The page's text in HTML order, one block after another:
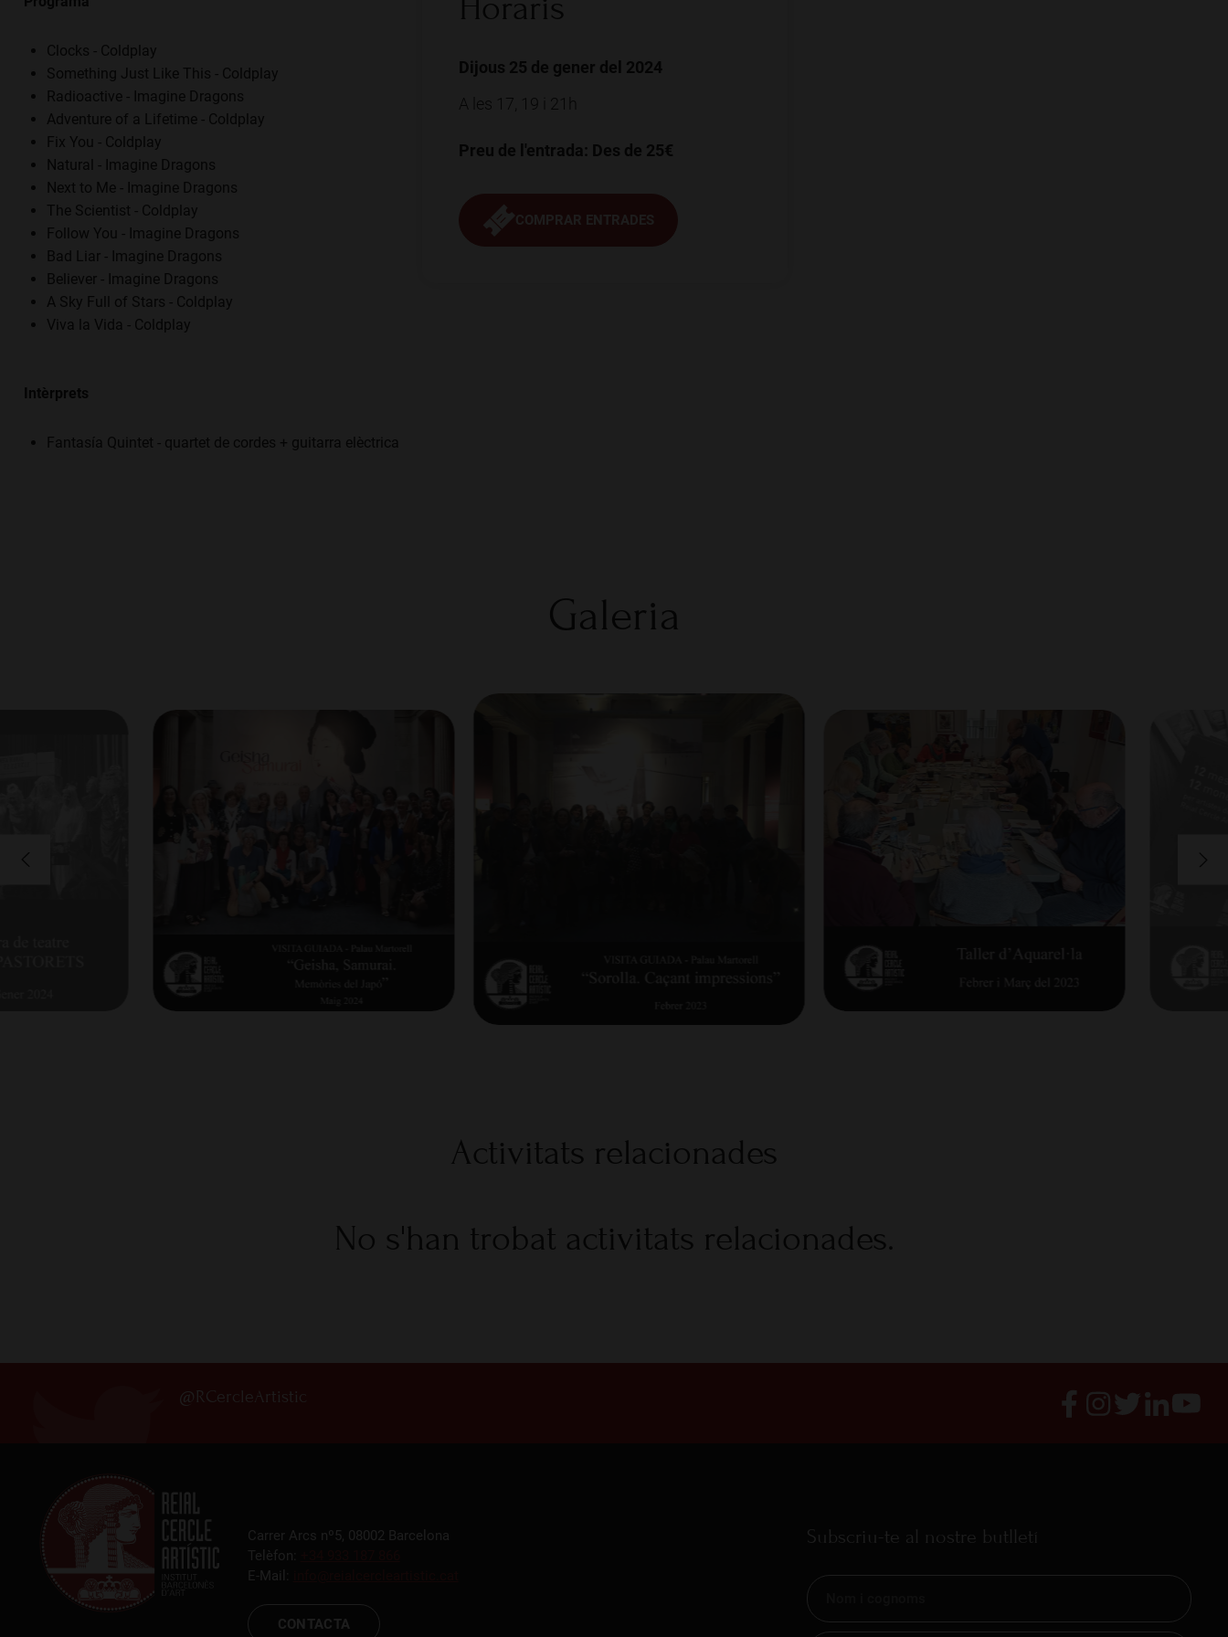
Clocks - Coldplay
Something Just Like This - Coldplay
Radioactive - Imagine Dragons
Adventure of a Lifetime - Coldplay
Fix You - Coldplay
Natural - Imagine Dragons
Next to Me - Imagine Dragons
The Scientist - Coldplay
Follow You - Imagine Dragons
Bad Liar - Imagine Dragons
Believer - Imagine Dragons
A Sky Full of Stars - Coldplay
Viva la Vida - Coldplay
Intèrprets
Fantasía Quintet - quartet de cordes + guitarra elèctrica
Dijous 25 de gener del 2024
A les 17, 19 i 21h
Preu de l'entrada: Des de 25€
Galeria
Activitats relacionades
No s'han trobat activitats relacionades.
@RCercleArtistic
Carrer Arcs nº5, 08002 Barcelona
Telèfon:
E-Mail:
CONTACTA
Subscriu-te al nostre butlletí